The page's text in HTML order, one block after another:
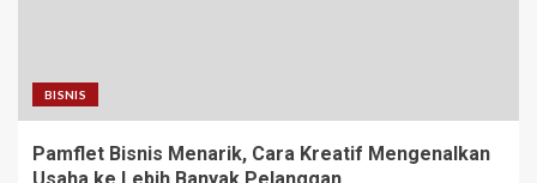
BISNIS
Pamflet Bisnis Menarik, Cara Kreatif Mengenalkan